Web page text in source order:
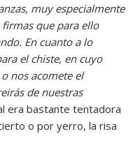
muy especialmente
que para ello
En cuanto a lo
el chiste, en cuyo
nos acomete el
de nuestras
era bastante tentadora
o por yerro, la risa